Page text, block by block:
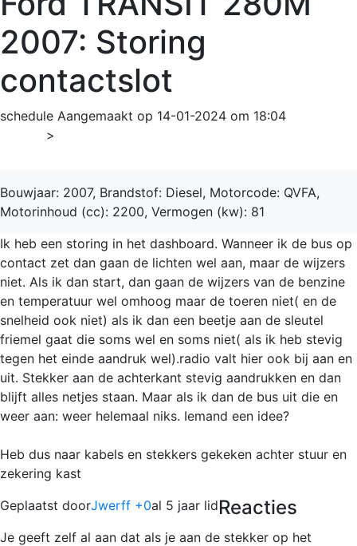
2007: Storing
contactslot
schedule Aangemaakt op 14-01-2024 om 18:04
>
Bouwjaar: 2007, Brandstof: Diesel, Motorcode: QVFA,
Motorinhoud (cc): 2200, Vermogen (kw): 81
Ik heb een storing in het dashboard. Wanneer ik de bus op
contact zet dan gaan de lichten wel aan, maar de wijzers
niet. Als ik dan start, dan gaan de wijzers van de benzine
en temperatuur wel omhoog maar de toeren niet( en de
snelheid ook niet) als ik dan een beetje aan de sleutel
friemel gaat die soms wel en soms niet( als ik heb stevig
tegen het einde aandruk wel).radio valt hier ook bij aan en
uit. Stekker aan de achterkant stevig aandrukken en dan
blijft alles netjes staan. Maar als ik dan de bus uit die en
weer aan: weer helemaal niks. Iemand een idee?
Heb dus naar kabels en stekkers gekeken achter stuur en
zekering kast
Geplaatst doorJwerff +0al 5 jaar lidReacties
Je geeft zelf al aan dat als je aan de stekker op het